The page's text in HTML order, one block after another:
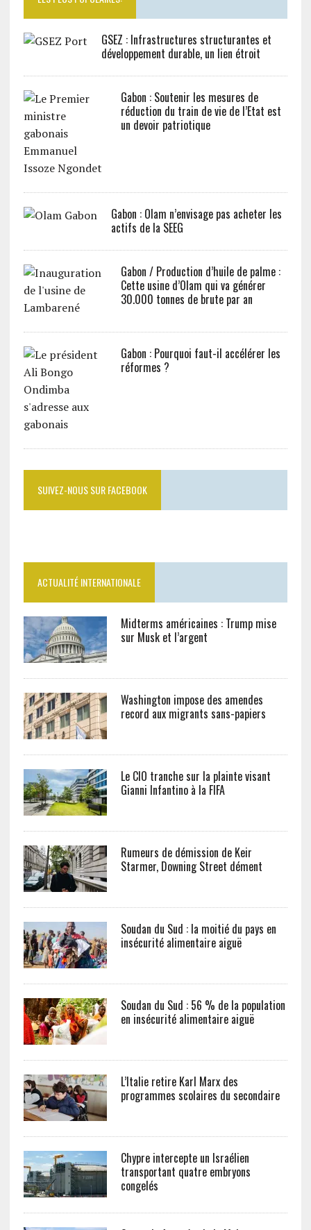
GSEZ : Infrastructures structurantes et
développement durable, un lien étroit
Gabon : Soutenir les mesures de
réduction du train de vie de l’Etat est
un devoir patriotique
Gabon : Olam n’envisage pas acheter les
actifs de la SEEG
Gabon / Production d’huile de palme :
Cette usine d’Olam qui va générer
30.000 tonnes de brute par an
Gabon : Pourquoi faut-il accélérer les
réformes ?
SUIVEZ-NOUS SUR FACEBOOK
ACTUALITÉ INTERNATIONALE
Midterms américaines : Trump mise
sur Musk et l’argent
Washington impose des amendes
record aux migrants sans-papiers
Le CIO tranche sur la plainte visant
Gianni Infantino à la FIFA
Rumeurs de démission de Keir
Starmer, Downing Street dément
Soudan du Sud : la moitié du pays en
insécurité alimentaire aiguë
Soudan du Sud : 56 % de la population
en insécurité alimentaire aiguë
L’Italie retire Karl Marx des
programmes scolaires du secondaire
Chypre intercepte un Israélien
transportant quatre embryons
congelés